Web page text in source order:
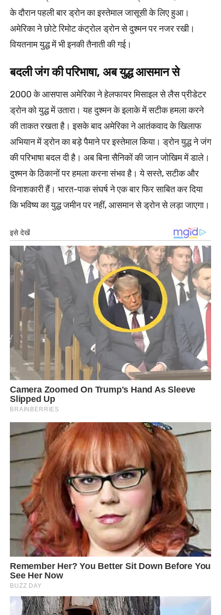
के दौरान पहली बार ड्रोन का इस्तेमाल जासूसी के लिए हुआ।
अमेरिका ने छोटे रिमोट कंट्रोल ड्रोन से दुश्मन पर नजर रखी।
वियतनाम युद्ध में भी इनकी तैनाती की गई।
बदली जंग की परिभाषा, अब युद्ध आसमान से
2000 के आसपास अमेरिका ने हेलफायर मिसाइल से लैस प्रीडेटर
ड्रोन को युद्ध में उतारा। यह दुश्मन के इलाके में सटीक हमला करने
की ताकत रखता है। इसके बाद अमेरिका ने आतंकवाद के खिलाफ
अभियान में ड्रोन का बड़े पैमाने पर इस्तेमाल किया। ड्रोन युद्ध ने जंग
की परिभाषा बदल दी है। अब बिना सैनिकों की जान जोखिम में डाले।
दुश्मन के ठिकानों पर हमला करना संभव है। ये सस्ते, सटीक और
विनाशकारी हैं। भारत-पाक संघर्ष ने एक बार फिर साबित कर दिया
कि भविष्य का युद्ध जमीन पर नहीं, आसमान से ड्रोन से लड़ा जाएगा।